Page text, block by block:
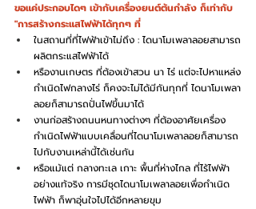
ขอแค่ประกอบไดๆ เข้ากับเครื่องยนต์ต้นกำลัง ก็เท่ากับ
"การสร้างกระแสไฟฟ้าได้ทุกๆ ที่
ในสถานที่ที่ไฟฟ้าเข้าไม่ถึง : ไดนาโมเพลาลอยสามารถ
ผลิตกระแสไฟฟ้าได้
หรืองานเกษตร ที่ต้องเข้าสวน นา ไร่ แต่จะไปหาแหล่ง
กำเนิดไฟกลางไร่ ก็คงจะไม่ได้มีกันทุกที่ ไดนาโมเพลา
ลอยก็สามารถปั่นไฟขึ้นมาได้
งานก่อสร้างถนนหนทางต่างๆ ที่ต้องอาศัยเครื่อง
กำเนิดไฟฟ้าแบบเคลื่อนที่ไดนาโมเพลาลอยก็สามารถ
ไปกับงานเหล่านี้ได้เช่นกัน
หรือแม้แต่ กลางทะเล เกาะ พื้นที่ห่างไกล ที่ไร้ไฟฟ้า
อย่างแท้จริง การมีชุดไดนาโมเพลาลอยเพื่อกำเนิด
ไฟฟ้า ก็พาอุ่นใจไปได้อีกหลายขุม